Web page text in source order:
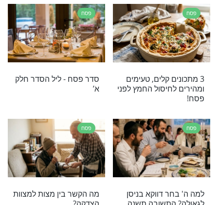
בשיעור קצר בעל מסר מרגש ומיוחד על תרומת
לכבוד פסח
בליל פסח
בקלי קלות ובלי להתאמץ:
תהילים